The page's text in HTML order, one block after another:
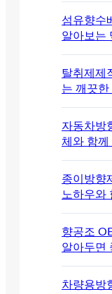
섬유향수
알아보는
탈취제제
는 깨끗
자동차방
체와 함께
종이방향
노하우와
향공조
알아두면
차량용방